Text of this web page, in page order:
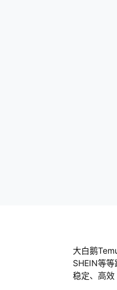
大白鹅
SHEIN等等
稳定、高效